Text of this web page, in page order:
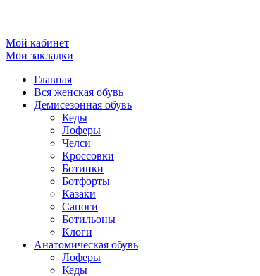
Мой кабинет
Мои закладки
Главная
Вся женская обувь
Демисезонная обувь
Кеды
Лоферы
Челси
Кроссовки
Ботинки
Ботфорты
Казаки
Сапоги
Ботильоны
Клоги
Анатомическая обувь
Лоферы
Кеды